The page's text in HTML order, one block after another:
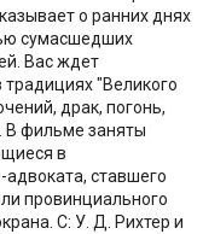
о ранних днях
сумасшедших
Вас ждет
"Великого
драк, погонь,
В фильме заняты
в
ставшего
провинциального
С: У. Д. Рихтер и